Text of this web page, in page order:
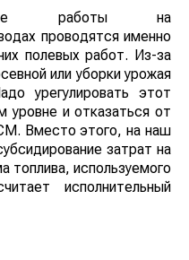
работы на
проводятся именно
полевых работ. Из-за
или уборки урожая
урегулировать этот
уровне и отказаться от
Вместо этого, на наш
затрат на
используемого
исполнительный